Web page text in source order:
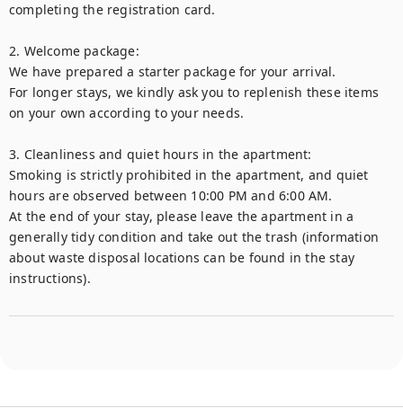
completing the registration card.
2. Welcome package:
We have prepared a starter package for your arrival.
For longer stays, we kindly ask you to replenish these items
on your own according to your needs.
3. Cleanliness and quiet hours in the apartment:
Smoking is strictly prohibited in the apartment, and quiet
hours are observed between 10:00 PM and 6:00 AM.
At the end of your stay, please leave the apartment in a
generally tidy condition and take out the trash (information
about waste disposal locations can be found in the stay
instructions).